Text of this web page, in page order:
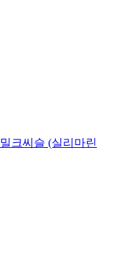
크씨슬 (실리마린